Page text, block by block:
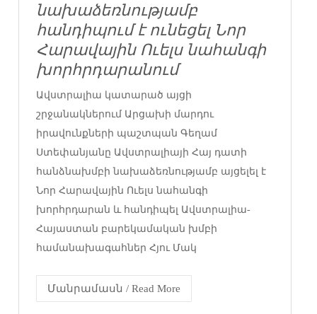
նախաձեռնությամբ
հանդիպում է ունեցել Նոր
Հարավային Ուելս նահանգի
խորհրդարանում
Ավստրալիա կատարած այցի
շրջանակներում Արցախի մարդու
իրավունքների պաշտպան Գեղամ
Ստեփանյանը Ավստրալիայի Հայ դատի
հանձնախմբի նախաձեռնությամբ այցելել է
Նոր Հարավային Ուելս նահանգի
խորհրդարան և հանդիպել Ավստրալիա-
Հայաստան բարեկամական խմբի
համանախագահներ Հյու Մակ
Մանրամասն / Read More